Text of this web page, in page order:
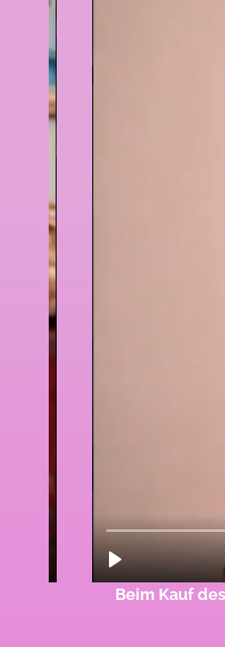
Beim Kauf des